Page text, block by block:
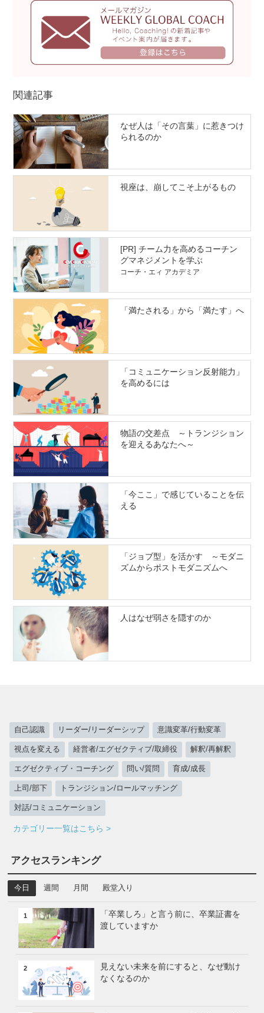
関連記事
なぜ人は「その言葉」に惹きつけ
られるのか
視座は、崩してこそ上がるもの
[PR] チーム力を高めるコーチン
グマネジメントを学ぶ
コーチ・エィ アカデミア
「満たされる」から「満たす」へ
「コミュニケーション反射能力」
を高めるには
物語の交差点 ～トランジション
を迎えるあなたへ～
「今ここ」で感じていることを伝
える
「ジョブ型」を活かす ～モダニ
ズムからポストモダニズムへ
人はなぜ弱さを隠すのか
自己認識 リーダー/リーダーシップ 意識変革/行動変革
視点を変える 経営者/エグゼクティブ/取締役 解釈/再解釈
エグゼクティブ・コーチング 問い/質問 育成/成長
上司/部下 トランジション/ロールマッチング
対話/コミュニケーション
カテゴリー一覧はこちら >
アクセスランキング
今日 週間 月間 殿堂入り
1
「卒業しろ」と言う前に、卒業証書を
渡していますか
2
見えない未来を前にすると、なぜ動け
なくなるのか